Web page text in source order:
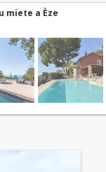
miete a Èze